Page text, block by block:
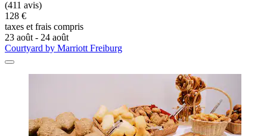
(411 avis)
128 €
taxes et frais compris
23 août - 24 août
Courtyard by Marriott Freiburg